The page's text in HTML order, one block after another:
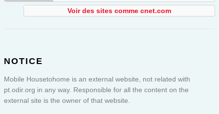
Voir des sites comme cnet.com
NOTICE
Mobile Housetohome is an external website, not related with
pt.odir.org in any way. Responsible for all the content on the
external site is the owner of that website.